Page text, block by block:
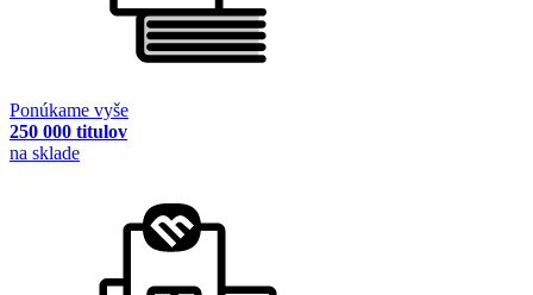
Ponúkame vyše
250 000 titulov
na sklade